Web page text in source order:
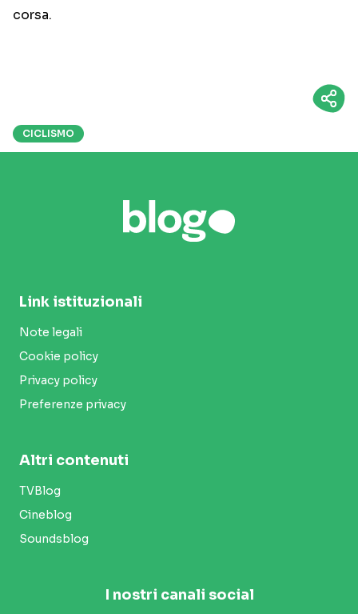
corsa.
CICLISMO
Link istituzionali
Note legali
Cookie policy
Privacy policy
Preferenze privacy
Altri contenuti
TVBlog
Cineblog
Soundsblog
I nostri canali social